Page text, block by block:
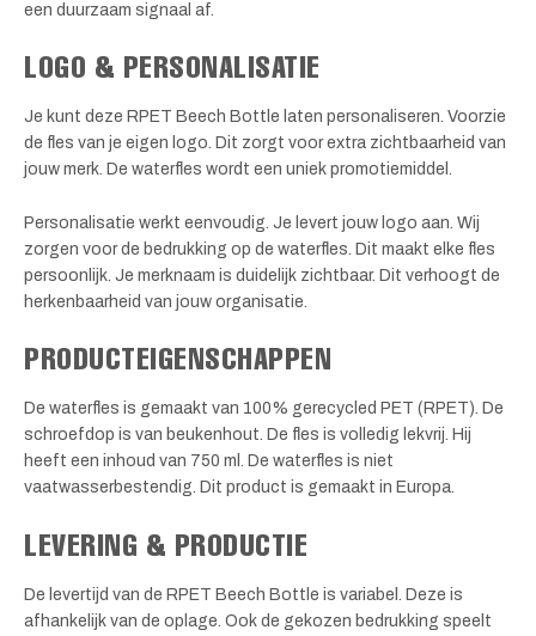
een duurzaam signaal af.
LOGO & PERSONALISATIE
Je kunt deze RPET Beech Bottle laten personaliseren. Voorzie
de fles van je eigen logo. Dit zorgt voor extra zichtbaarheid van
jouw merk. De waterfles wordt een uniek promotiemiddel.
Personalisatie werkt eenvoudig. Je levert jouw logo aan. Wij
zorgen voor de bedrukking op de waterfles. Dit maakt elke fles
persoonlijk. Je merknaam is duidelijk zichtbaar. Dit verhoogt de
herkenbaarheid van jouw organisatie.
PRODUCTEIGENSCHAPPEN
De waterfles is gemaakt van 100% gerecycled PET (RPET). De
schroefdop is van beukenhout. De fles is volledig lekvrij. Hij
heeft een inhoud van 750 ml. De waterfles is niet
vaatwasserbestendig. Dit product is gemaakt in Europa.
LEVERING & PRODUCTIE
De levertijd van de RPET Beech Bottle is variabel. Deze is
afhankelijk van de oplage. Ook de gekozen bedrukking speelt